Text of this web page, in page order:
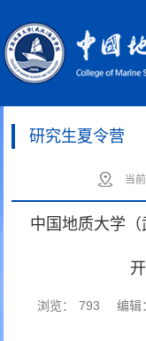
研究生夏令营
当前
中国地质大学（
浏览： 793 编辑